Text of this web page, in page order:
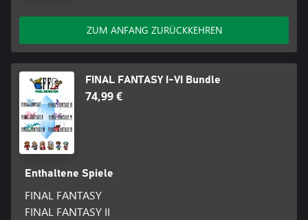
* Diese Remaster-Fassung basiert auf dem Originalspiel „FINAL
FANTASY V“, das 1992 veröffentlicht wurde. Features und/oder
Inhalte können sich von zuvor erneut veröffentlichten Versionen
des Spiels unterscheiden.
ZUM ANFANG ZURÜCKKEHREN
FINAL FANTASY I-VI Bundle
74,99 €
Enthaltene Spiele
FINAL FANTASY
FINAL FANTASY II